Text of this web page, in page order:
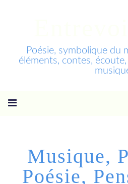
Poésie, symbolique du
éléments, contes,
Musique,
Poésie,